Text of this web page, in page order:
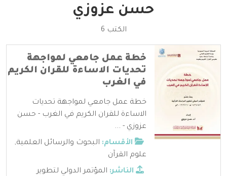
حسن عزوزي
الكتب 6
خطة عمل جامعي لمواجهة
تحديات الاساءة للقران الكريم
في الغرب
خطة عمل جامعي لمواجهة تحديات
الاساءة للقران الكريم في الغرب - حسن
عزوزي - ...
الأقسام: البحوث والرسائل العلمية,
علوم القرآن
الناشر: المؤتمر الدولي لتطوير